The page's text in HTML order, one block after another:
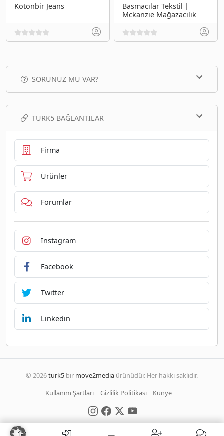
Kotonbir Jeans
Basmacılar Tekstil |
Mckanzie Mağazacılık
SORUNUZ MU VAR?
TURK5 BAĞLANTILAR
Firma
Ürünler
Forumlar
Instagram
Facebook
Twitter
Linkedin
© 2026turk5 bir move2media ürünüdür. Her hakkı saklıdır.
Kullanım Şartları
Gizlilik Politikası Künye